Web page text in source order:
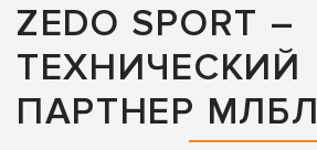
ZEDO SPORT –
ТЕХНИЧЕСКИЙ
ПАРТНЕР МЛБЛ